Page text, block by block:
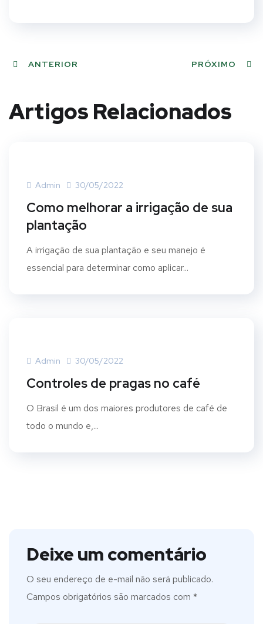
ANTERIOR PRÓXIMO
Artigos Relacionados
Admin 30/05/2022
Como melhorar a irrigação de sua
plantação
A irrigação de sua plantação e seu manejo é
essencial para determinar como aplicar...
Admin 30/05/2022
Controles de pragas no café
O Brasil é um dos maiores produtores de café de
todo o mundo e,...
Deixe um comentário
O seu endereço de e-mail não será publicado.
Campos obrigatórios são marcados com *